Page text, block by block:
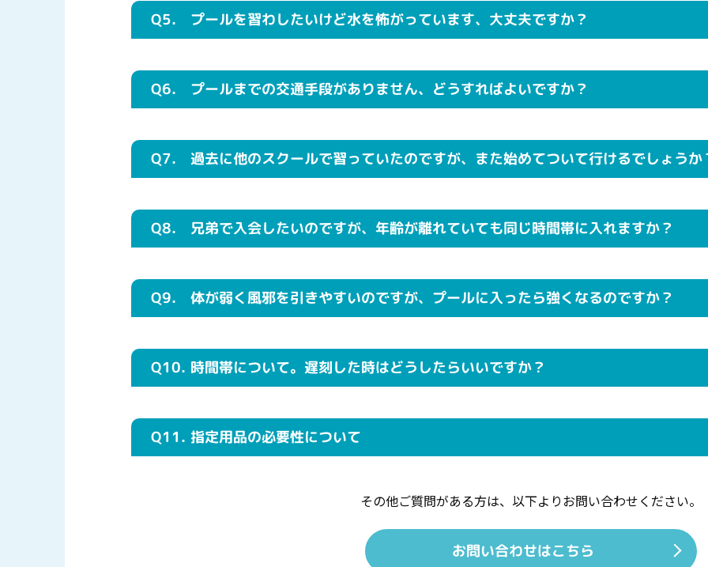
Q5. プールを習わしたいけど水を怖がっています、大丈夫ですか？
Q6. プールまでの交通手段がありません、どうすればよいですか？
Q7. 過去に他のスクールで習っていたのですが、また始めてついて行けるでしょうか
Q8. 兄弟で入会したいのですが、年齢が離れていても同じ時間帯に入れますか？
Q9. 体が弱く風邪を引きやすいのですが、プールに入ったら強くなるのですか？
Q10. 時間帯について。遅刻した時はどうしたらいいですか？
Q11. 指定用品の必要性について
その他ご質問がある方は、 以下よりお問い合わせください。
お問い合わせはこちら